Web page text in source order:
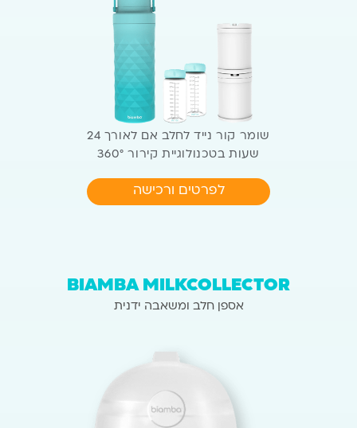
שומר קור נייד לחלב אם לאורך 24
שעותבטכנולוגיית קירור 360°
לפרטים ורכישה
BIAMBA MILKCOLLECTOR
אספן חלב ומשאבה ידנית